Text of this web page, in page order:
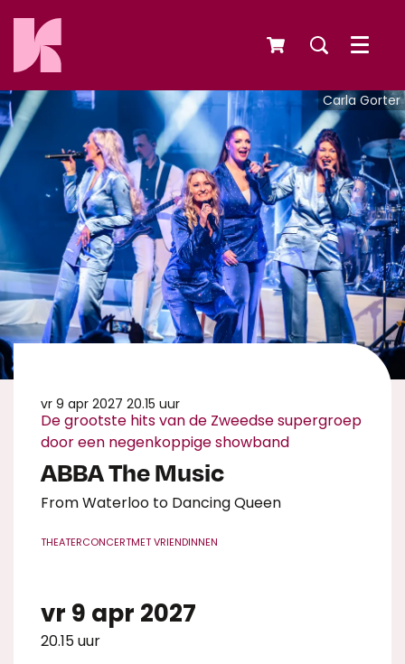
Menu
Carla Gorter
ABBA The Music
From Waterloo to Dancing Queen
De grootste hits van de Zweedse supergroep
door een negenkoppige showband
vr 9 apr 2027 20.15 uur
THEATERCONCERTMET VRIENDINNEN
vr 9 apr 2027
20.15 uur